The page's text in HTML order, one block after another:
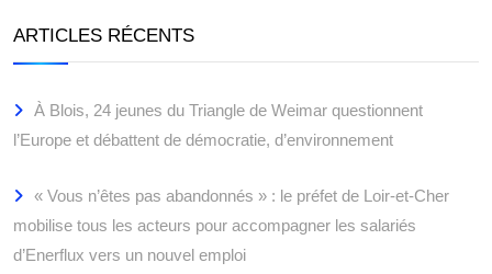
ARTICLES RÉCENTS
À Blois, 24 jeunes du Triangle de Weimar questionnent
l’Europe et débattent de démocratie, d’environnement
« Vous n’êtes pas abandonnés » : le préfet de Loir-et-Cher
mobilise tous les acteurs pour accompagner les salariés
d’Enerflux vers un nouvel emploi